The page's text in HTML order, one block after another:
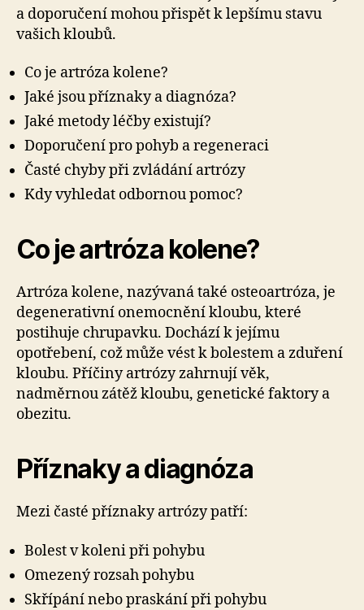
a doporučení mohou přispět k lepšímu stavu
vašich kloubů.
Co je artróza kolene?
Jaké jsou příznaky a diagnóza?
Jaké metody léčby existují?
Doporučení pro pohyb a regeneraci
Časté chyby při zvládání artrózy
Kdy vyhledat odbornou pomoc?
Co je artróza kolene?
Artróza kolene, nazývaná také osteoartróza, je
degenerativní onemocnění kloubu, které
postihuje chrupavku. Dochází k jejímu
opotřebení, což může vést k bolestem a zduření
kloubu. Příčiny artrózy zahrnují věk,
nadměrnou zátěž kloubu, genetické faktory a
obezitu.
Příznaky a diagnóza
Mezi časté příznaky artrózy patří:
Bolest v koleni při pohybu
Omezený rozsah pohybu
Skřípání nebo praskání při pohybu